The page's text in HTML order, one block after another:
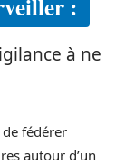
à ne
de fédérer
autour d’un